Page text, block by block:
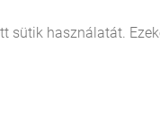
sütik használatát.